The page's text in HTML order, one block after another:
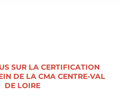
SUR LA CERTIFICATION
DE LA CMA CENTRE-VAL
DE LOIRE